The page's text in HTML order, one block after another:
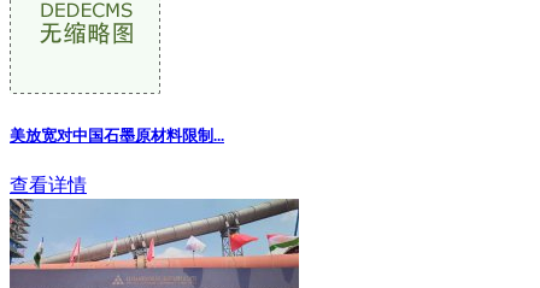
美放宽对中国石墨原材料限制 ...
查看详情